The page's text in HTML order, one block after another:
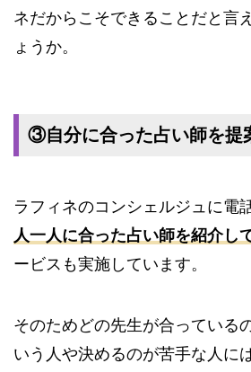
ネだからこそできることだと言
ょうか。
③自分に合った占い師を提
ラフィネのコンシェルジュに電
人一人に合った占い師を紹介し
ービスも実施しています。
そのためどの先生が合っている
いう人や決めるのが苦手な人に